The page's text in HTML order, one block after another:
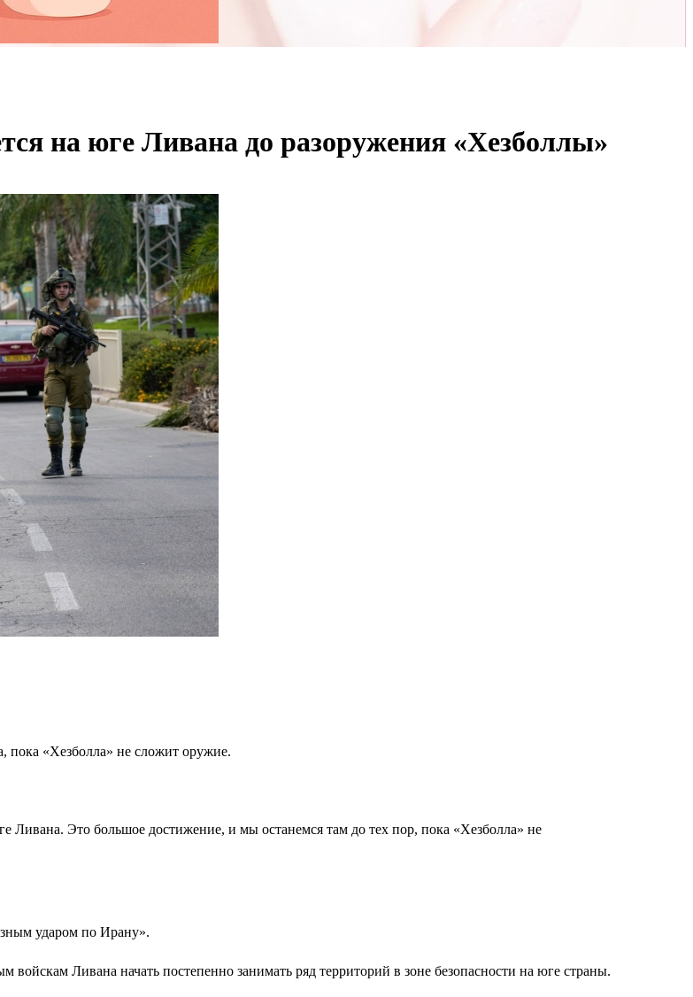
на юге Ливана до разоружения «Хезболлы»
«Хезболла» не сложит оружие.
Ливана. Это большое достижение, и мы останемся там до тех пор, пока «Хезболла» не
ударом по Ирану».
Ливана начать постепенно занимать ряд территорий в зоне безопасности на юге страны.